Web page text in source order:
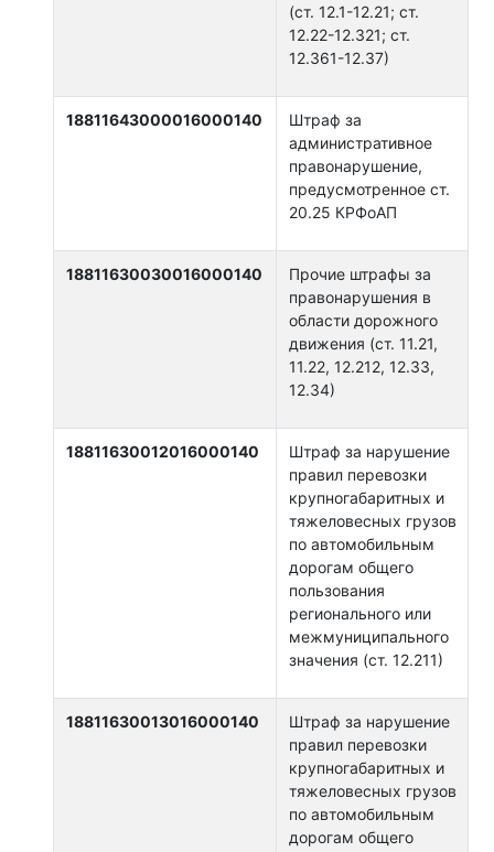
(ст. 12.1-12.21; ст.
12.22-12.321; ст.
12.361-12.37)
18811643000016000140
Штраф за
административное
правонарушение,
предусмотренное ст.
20.25 КРФоАП
18811630030016000140
Прочие штрафы за
правонарушения в
области дорожного
движения (ст. 11.21,
11.22, 12.212, 12.33,
12.34)
18811630012016000140
Штраф за нарушение
правил перевозки
крупногабаритных и
тяжеловесных грузов
по автомобильным
дорогам общего
пользования
регионального или
межмуниципального
значения (ст. 12.211)
18811630013016000140
Штраф за нарушение
правил перевозки
крупногабаритных и
тяжеловесных грузов
по автомобильным
дорогам общего